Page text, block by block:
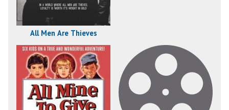
All Men Are Thieves